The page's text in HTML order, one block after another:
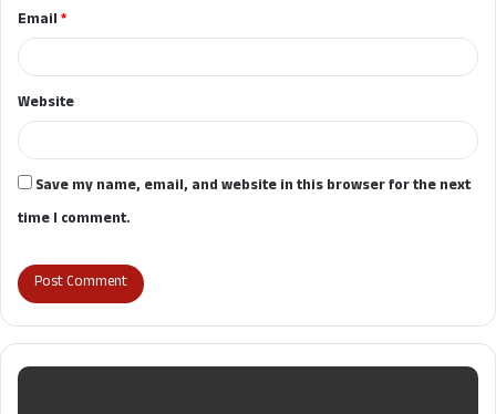
Email*
Website
Save my name, email, and website in this browser for the next
time I comment.